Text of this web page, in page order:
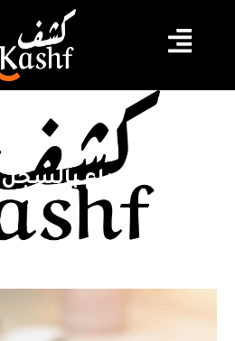
بطاقات إيداع بالسجن